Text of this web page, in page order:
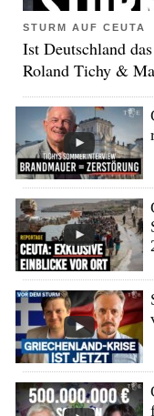
STURM AUF CEUTA
Ist Deutschland
Roland Tichy &